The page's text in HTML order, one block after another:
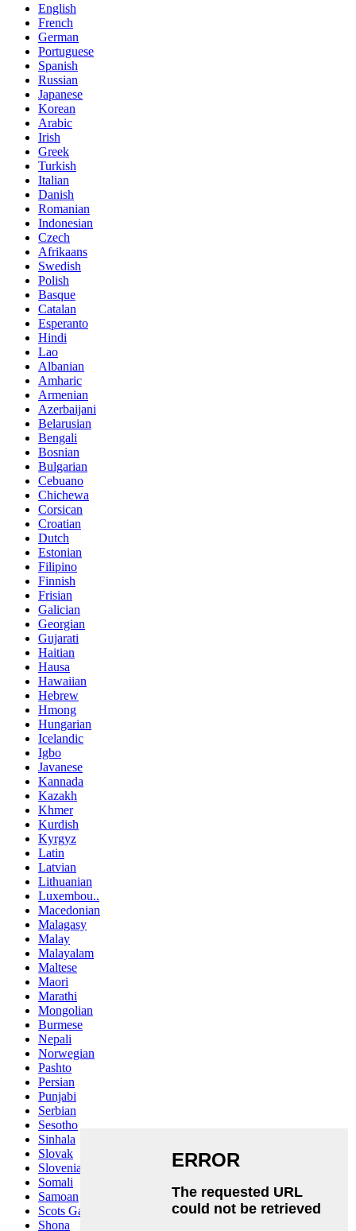
English
French
German
Portuguese
Spanish
Russian
Japanese
Korean
Arabic
Irish
Greek
Turkish
Italian
Danish
Romanian
Indonesian
Czech
Afrikaans
Swedish
Polish
Basque
Catalan
Esperanto
Hindi
Lao
Albanian
Amharic
Armenian
Azerbaijani
Belarusian
Bengali
Bosnian
Bulgarian
Cebuano
Chichewa
Corsican
Croatian
Dutch
Estonian
Filipino
Finnish
Frisian
Galician
Georgian
Gujarati
Haitian
Hausa
Hawaiian
Hebrew
Hmong
Hungarian
Icelandic
Igbo
Javanese
Kannada
Kazakh
Khmer
Kurdish
Kyrgyz
Latin
Latvian
Lithuanian
Luxembou..
Macedonian
Malagasy
Malay
Malayalam
Maltese
Maori
Marathi
Mongolian
Burmese
Nepali
Norwegian
Pashto
Persian
Punjabi
Serbian
Sesotho
Sinhala
Slovak
Slovenian
Somali
Samoan
Scots Gaelic
Shona